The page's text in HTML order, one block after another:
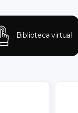
Biblioteca virtual